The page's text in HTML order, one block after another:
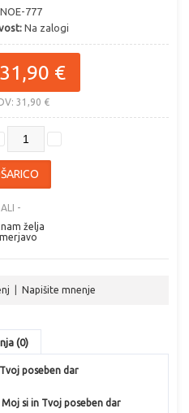
777
Na zalogi
31,90 €
31,90 €
-
želja
Napišite mnenje
(0)
poseben dar
si in Tvoj poseben dar